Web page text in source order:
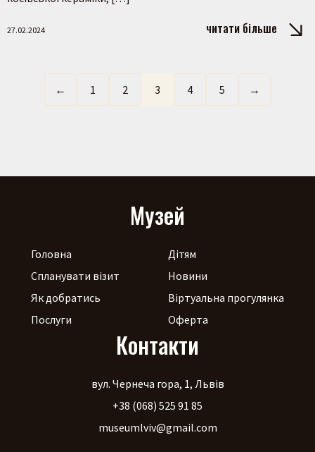
27.02.2024 читати більше
← 1 2 3 4 5 →
Музей
Головна
Спланувати візит
Як добратись
Послуги
Дітям
Новини
Віртуальна прогулянка
Оферта
Контакти
вул. Чернеча гора, 1, Львів
+38 (068) 525 91 85
museumlviv@gmail.com